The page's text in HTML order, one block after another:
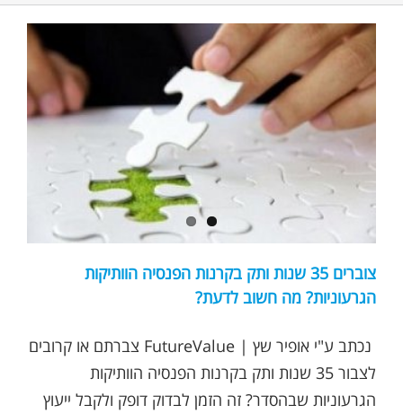
צוברים 35 שנות ותק בקרנות הפנסיה הוותיקות
הגרעוניות? מה חשוב לדעת?
נכתב ע"י אופיר שץ | FutureValue צברתם או קרובים
לצבור 35 שנות ותק בקרנות הפנסיה הוותיקות
הגרעוניות שבהסדר? זה הזמן לבדוק דופק ולקבל ייעוץ